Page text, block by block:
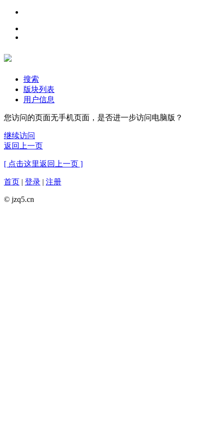
搜索
版块列表
用户信息
您访问的页面无手机页面，是否进一步访问电脑版？
继续访问
返回上一页
[ 点击这里返回上一页 ]
首页 | 登录 | 注册
© jzq5.cn